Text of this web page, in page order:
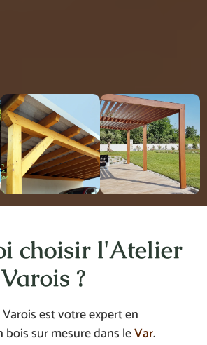
choisir l'Atelier
?
Varois est votre expert en
sur mesure dans leVar.